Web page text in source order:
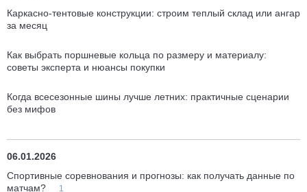
Каркасно-тентовые конструкции: строим теплый склад или ангар
за месяц
Как выбрать поршневые кольца по размеру и материалу:
советы эксперта и нюансы покупки
Когда всесезонные шины лучше летних: практичные сценарии
без мифов
06.01.2026
Спортивные соревнования и прогнозы: как получать данные по
матчам?
1